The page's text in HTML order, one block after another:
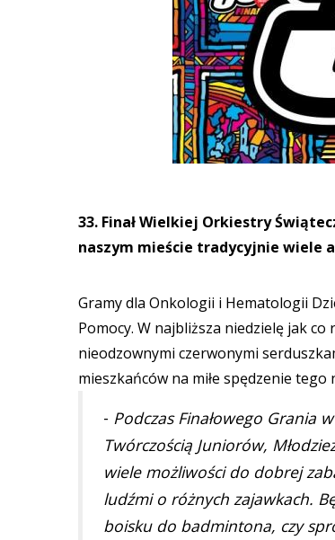
33. Finał Wielkiej Orkiestry
naszym mieście tradycyjnie wiele
Gramy dla Onkologii i Hematologii
Pomocy. W najbliższa niedzielę jak
nieodzownymi czerwonymi
mieszkańców na miłe spędzenie tego
- Podczas Finałowego Grania
Twórczością Juniorów,
wiele możliwości do dobrej
ludźmi o różnych zajawkach.
boisku do badmintona, czy